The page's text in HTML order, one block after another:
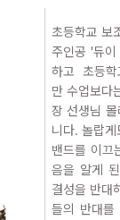
초등학교 보
주인공 '듀
하고 초등
만 수업보다
장 선생님
니다. 놀랍
밴드를 이끄
음을 알게
결성을 반대
들의 반대